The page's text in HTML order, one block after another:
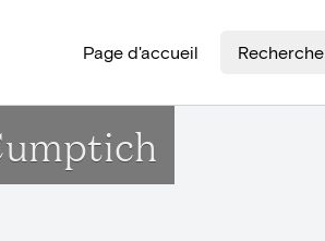
Page d'accueil Recherche